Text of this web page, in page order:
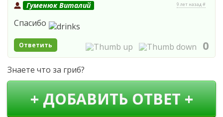
Гуменюк Виталий 9 лет назад #
Спасибо
Ответить 0
Знаете что за гриб?
+ ДОБАВИТЬ ОТВЕТ +